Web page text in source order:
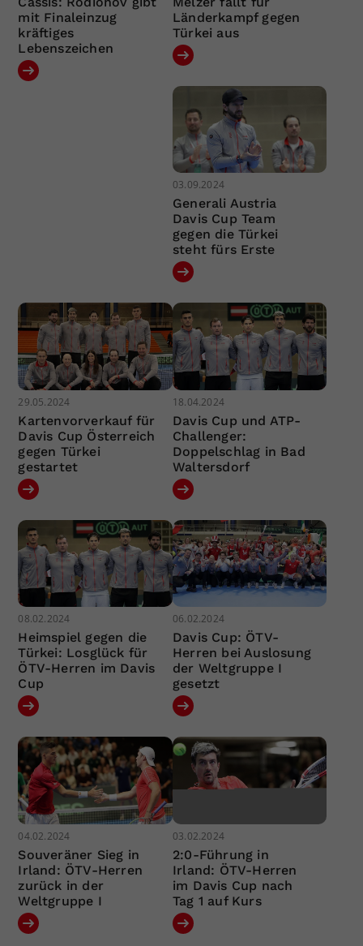
mit Finaleinzug
kräftiges
Lebenszeichen
Länderkampf gegen
Türkei aus
03.09.2024
Generali Austria
Davis Cup Team
gegen die Türkei
steht fürs Erste
29.05.2024
Kartenvorverkauf für
Davis Cup Österreich
gegen Türkei
gestartet
18.04.2024
Davis Cup und ATP-
Challenger:
Doppelschlag in Bad
Waltersdorf
08.02.2024
Heimspiel gegen die
Türkei: Losglück für
ÖTV-Herren im Davis
Cup
06.02.2024
Davis Cup: ÖTV-
Herren bei Auslosung
der Weltgruppe I
gesetzt
04.02.2024
Souveräner Sieg in
Irland: ÖTV-Herren
zurück in der
Weltgruppe I
03.02.2024
2:0-Führung in
Irland: ÖTV-Herren
im Davis Cup nach
Tag 1 auf Kurs